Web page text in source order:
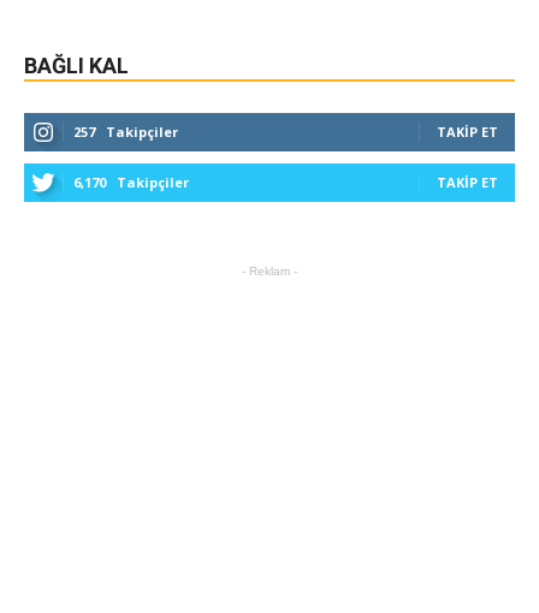
BAĞLI KAL
257 Takipçiler TAKIP ET
6,170 Takipçiler TAKIP ET
- Reklam -